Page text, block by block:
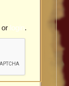
or login.